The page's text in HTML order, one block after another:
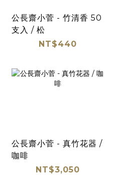
公長齋小菅 - 竹清香 50
支入 / 松
NT$440
公長齋小菅 - 真竹花器 /
咖啡
NT$3,050